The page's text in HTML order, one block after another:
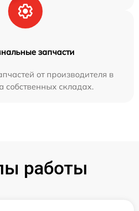
запчасти
от производителя в
собственных складах.
работы